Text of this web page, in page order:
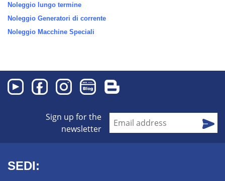
Noleggio lungo termine
Noleggio Generatori di corrente
Noleggio Macchine Speciali
Sign up for the
newsletter
SEDI: